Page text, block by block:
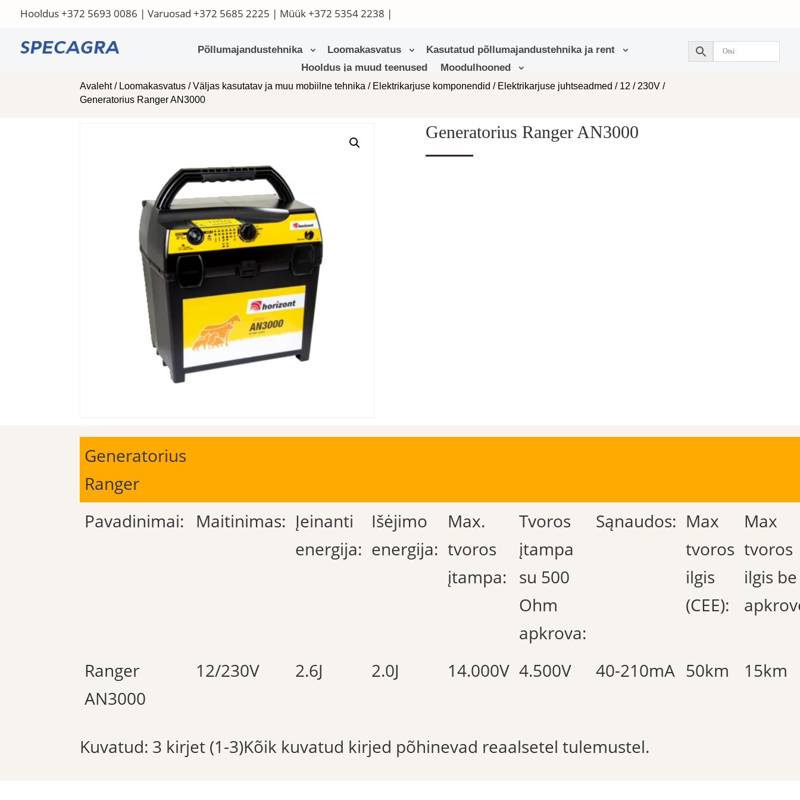
Hooldus+372 5693 0086 | Varuosad +372 5685 2225 | Müük+372 5354 2238 |
Põllumajandustehnika Loomakasvatus
Kasutatud põllumajandustehnika ja rent
Hooldus ja muud teenused
Moodulhooned
Avaleht/ Loomakasvatus /Väljas kasutatav ja muu mobiilne tehnika / Elektrikarjuse komponendid / Elektrikarjuse juhtseadmed / 12 / 230V /
Generatorius Ranger AN3000
Generatorius Ranger AN3000
Generatorius
Ranger
Pavadinimai:
Maitinimas: Įeinanti
energija:
Išėjimo
energija:
Max.
tvoros
įtampa:
Tvoros
įtampa
su 500
Ohm
apkrova:
Sąnaudos: Max
tvoros
ilgis
(CEE):
Max
tvoros
ilgis be
Ranger
AN3000
12/230V 2.6J 2.0J 14.000V 4.500V 40-210mA 50km 15km
Kuvatud: 3 kirjet (1-3)Kõik kuvatud kirjed põhinevad reaalsetel tulemustel.